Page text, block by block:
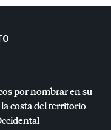
por nombrar en su
costa del territorio